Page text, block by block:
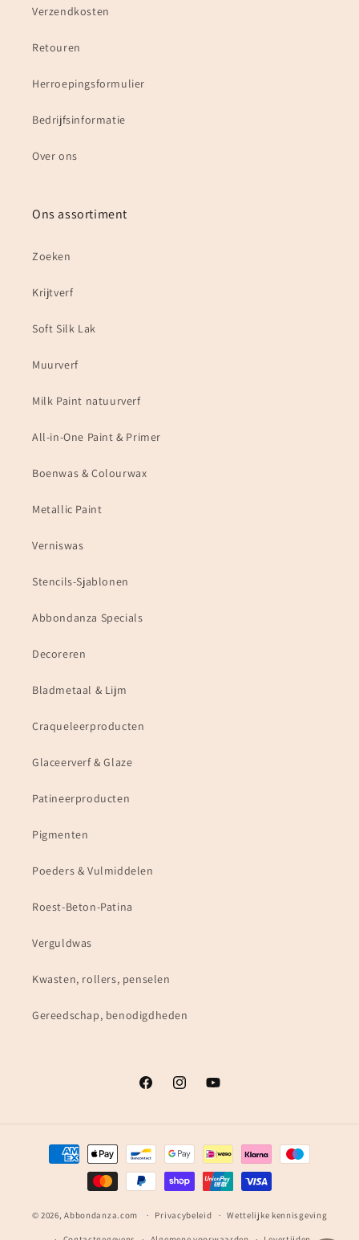
Verzendkosten
Retouren
Herroepingsformulier
Bedrijfsinformatie
Over ons
Ons assortiment
Zoeken
Krijtverf
Soft Silk Lak
Muurverf
Milk Paint natuurverf
All-in-One Paint & Primer
Boenwas & Colourwax
Metallic Paint
Verniswas
Stencils-Sjablonen
Abbondanza Specials
Decoreren
Bladmetaal & Lijm
Craqueleerproducten
Glaceerverf & Glaze
Patineerproducten
Pigmenten
Poeders & Vulmiddelen
Roest-Beton-Patina
Verguldwas
Kwasten, rollers, penselen
Gereedschap, benodigdheden
FacebookInstagramYouTube
Betaalmethoden
© 2026,Abbondanza.com Privacybeleid Wettelijke kennisgeving